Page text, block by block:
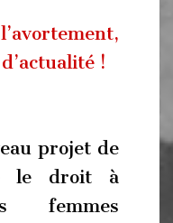
!
projet de
le droit à
femmes